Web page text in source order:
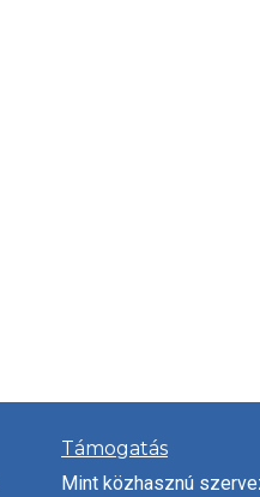
Támogatás
Mint közhasznú